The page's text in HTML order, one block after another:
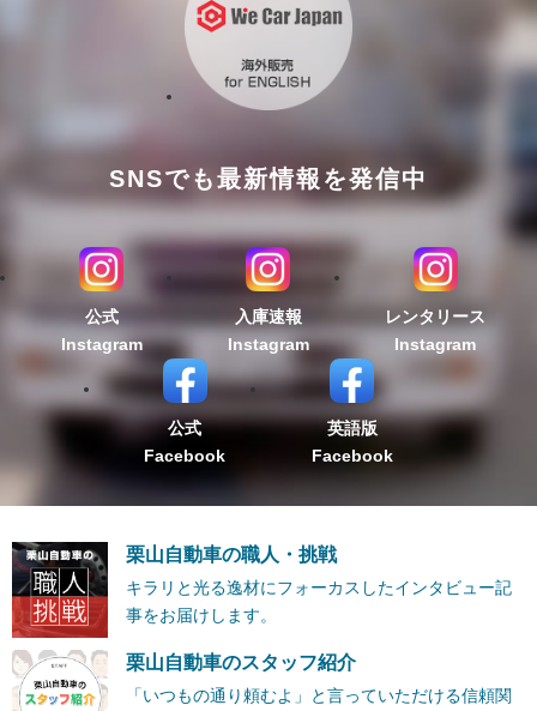
SNSでも最新情報を発信中
公式
Instagram
入庫速報
Instagram
レンタリース
Instagram
公式
Facebook
英語版
Facebook
栗山自動車の職人・挑戦
キラリと光る逸材にフォーカスしたインタビュー記
事をお届けします。
栗山自動車のスタッフ紹介
「いつもの通り頼むよ」と言っていただける信頼関